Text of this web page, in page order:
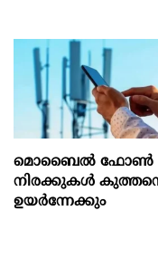
മൊബൈല്‍ ഫോണ്‍
നിരക്കുകള്‍
ഉയര്‍ന്നേക്കും